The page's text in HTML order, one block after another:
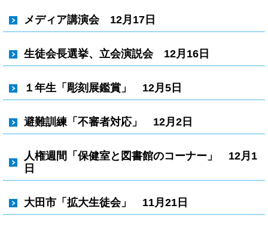
メディア講演会 12月17日
生徒会長選挙、立会演説会 12月16日
１年生「彫刻展鑑賞」 12月5日
避難訓練「不審者対応」 12月2日
人権週間「保健室と図書館のコーナー」 12月1
日
大田市「拡大生徒会」 11月21日